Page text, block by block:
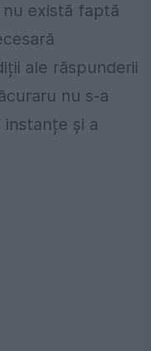
există faptă
ale răspunderii
nu s-a
și a